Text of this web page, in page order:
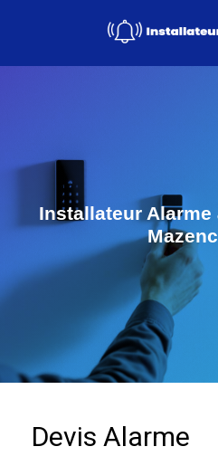
Installateur Alarme
Devis Alarme